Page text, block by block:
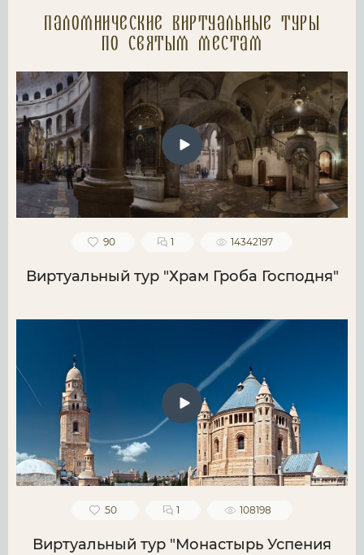
Паломнические Виртуальные туры
по святым местам
90 1 14342197
Виртуальный тур "Храм Гроба Господня"
50 1 108198
Виртуальный тур "Монастырь Успения